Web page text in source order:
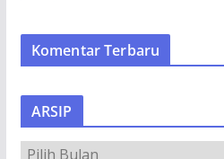
Komentar Terbaru
ARSIP